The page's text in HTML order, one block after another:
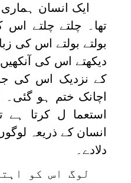
ایک انسان
تھا۔ چلتے چلتے
بولتے بولتے اس کی
دیکھتے اس کی
کے نزدیک اس کی
اچانک ختم ہو
استعما ل کرتا ہے
انسان کے ذریعہ
دلادے۔
لوگ اس کو